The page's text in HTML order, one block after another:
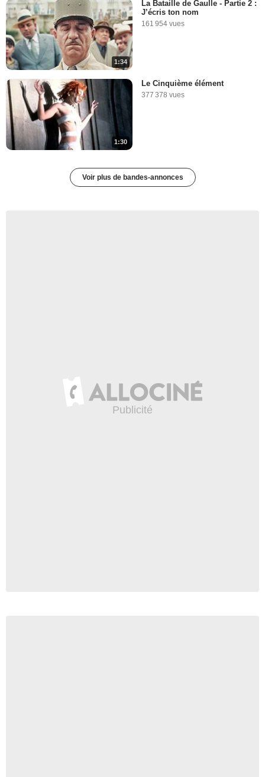
1:34
La Bataille de Gaulle - Partie 2 :
J’écris ton nom
161 954 vues
1:30
Le Cinquième élément
377 378 vues
Voir plus de bandes-annonces